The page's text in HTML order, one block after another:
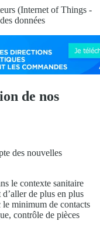
(Internet of Things -
données
de nos
des nouvelles
le contexte sanitaire
de plus en plus
le minimum de contacts
contrôle de pièces